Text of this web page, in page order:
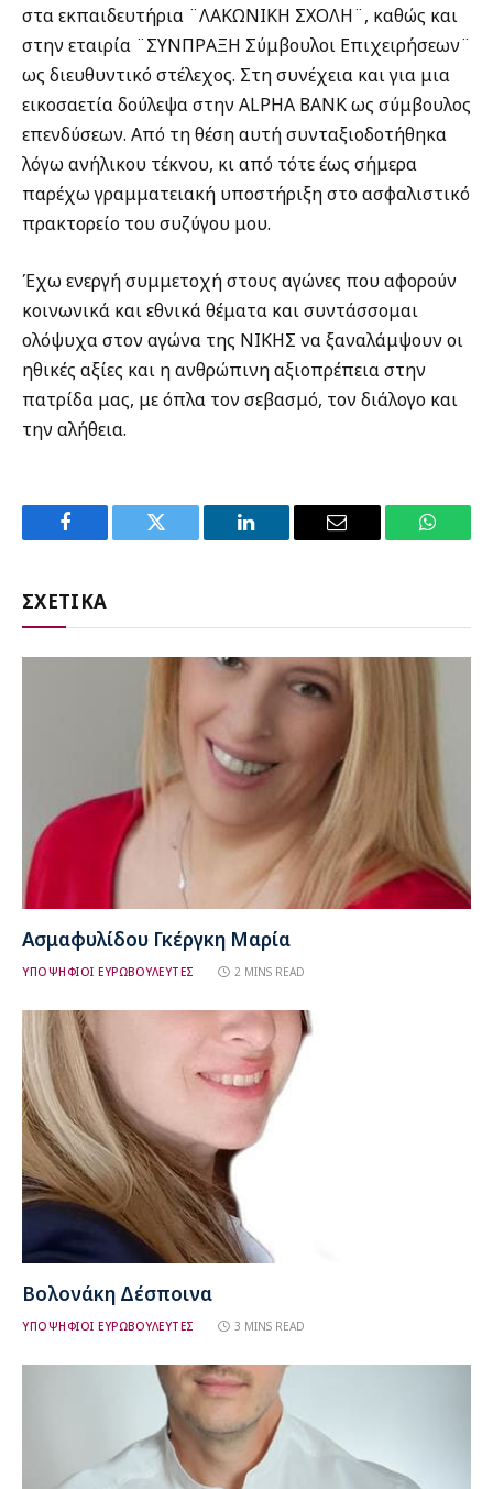
στα εκπαιδευτήρια ¨ΛΑΚΩΝΙΚΗ ΣΧΟΛΗ¨, καθώς και
στην εταιρία ¨ΣΥΝΠΡΑΞΗ Σύμβουλοι Επιχειρήσεων¨
ως διευθυντικό στέλεχος. Στη συνέχεια και για μια
εικοσαετία δούλεψα στην ALPHA BANK ως σύμβουλος
επενδύσεων. Από τη θέση αυτή συνταξιοδοτήθηκα
λόγω ανήλικου τέκνου, κι από τότε έως σήμερα
παρέχω γραμματειακή υποστήριξη στο ασφαλιστικό
πρακτορείο του συζύγου μου.
Έχω ενεργή συμμετοχή στους αγώνες που αφορούν
κοινωνικά και εθνικά θέματα και συντάσσομαι
ολόψυχα στον αγώνα της ΝΙΚΗΣ να ξαναλάμψουν οι
ηθικές αξίες και η ανθρώπινη αξιοπρέπεια στην
πατρίδα μας, με όπλα τον σεβασμό, τον διάλογο και
την αλήθεια.
Facebook Twitter LinkedIn Email
ΣΧΕΤΙΚΑ
Ασμαφυλίδου Γκέργκη Μαρία
ΥΠΟΨΗΦΙΟΙ ΕΥΡΩΒΟΥΛΕΥΤΕΣ 2 MINS READ
Βολονάκη Δέσποινα
ΥΠΟΨΗΦΙΟΙ ΕΥΡΩΒΟΥΛΕΥΤΕΣ 3 MINS READ